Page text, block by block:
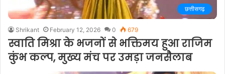
छत्तीसगढ़
Shrikant February 12, 2026 0 679
स्वाति मिश्रा के भजनों से भक्तिमय हुआ राजिम
कुंभ कल्प, मुख्य मंच पर उमड़ा जनसैलाब